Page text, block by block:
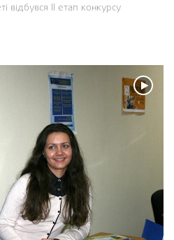
відбувся ІІ етап конкурсу